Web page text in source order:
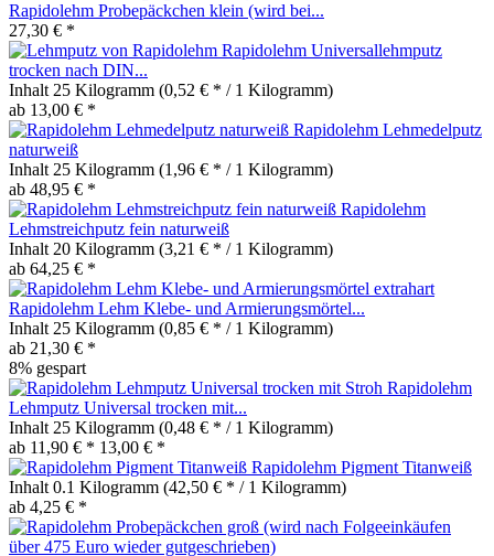
Rapidolehm Probepäckchen klein (wird bei...
27,30 € *
Rapidolehm Universallehmputz
trocken nach DIN...
Inhalt25 Kilogramm (0,52 € * / 1 Kilogramm)
ab 13,00 € *
Rapidolehm Lehmedelputz
naturweiß
Inhalt25 Kilogramm (1,96 € * / 1 Kilogramm)
ab 48,95 € *
Rapidolehm
Lehmstreichputz fein naturweiß
Inhalt20 Kilogramm (3,21 € * / 1 Kilogramm)
ab 64,25 € *
Rapidolehm Lehm Klebe- und Armierungsmörtel...
Inhalt25 Kilogramm (0,85 € * / 1 Kilogramm)
ab 21,30 € *
8% gespart
Rapidolehm
Lehmputz Universal trocken mit...
Inhalt25 Kilogramm (0,48 € * / 1 Kilogramm)
ab 11,90 € * 13,00 € *
Rapidolehm Pigment Titanweiß
Inhalt0.1 Kilogramm (42,50 € * / 1 Kilogramm)
ab 4,25 € *